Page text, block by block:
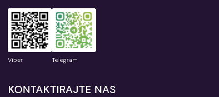
Viber Telegram
KONTAKTIRAJTE NAS